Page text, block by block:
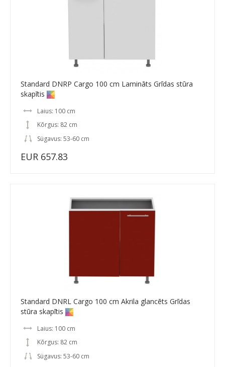
Standard DNRP Cargo 100 cm Lamināts Grīdas stūra
skapītis
Laius: 100 cm
Kõrgus: 82 cm
Sügavus: 53-60 cm
EUR 657.83
Standard DNRL Cargo 100 cm Akrila glancēts Grīdas
stūra skapītis
Laius: 100 cm
Kõrgus: 82 cm
Sügavus: 53-60 cm